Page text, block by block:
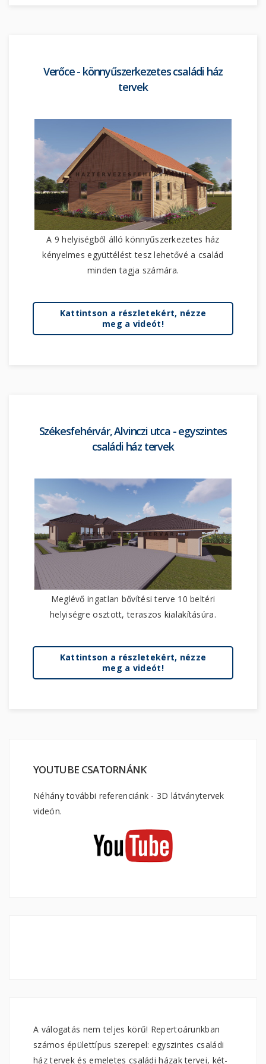
Verőce - könnyűszerkezetes családi ház
tervek
A 9 helyiségből álló könnyűszerkezetes ház
kényelmes együttélést tesz lehetővé a család
minden tagja számára.
Kattintson a részletekért, nézze
meg a videót!
Székesfehérvár, Alvinczi utca - egyszintes
családi ház tervek
Meglévő ingatlan bővítési terve 10 beltéri
helyiségre osztott, teraszos kialakításúra.
Kattintson a részletekért, nézze
meg a videót!
YOUTUBE CSATORNÁNK
Néhány további referenciánk - 3D látványtervek
videón.
A válogatás nem teljes körű! Repertoárunkban
számos épülettípus szerepel: egyszintes családi
ház tervek és emeletes családi házak tervei, két-